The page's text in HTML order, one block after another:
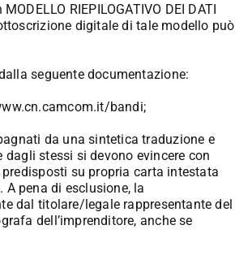
RIEPILOGATIVO DEI DATI
digitale di tale modello può
seguente documentazione:
bandi;
da una sintetica traduzione e
stessi si devono evincere con
su propria carta intestata
pena di esclusione, la
dal titolare/legale rappresentante del
dell’imprenditore, anche se